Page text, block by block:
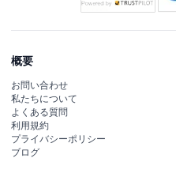
概要
お問い合わせ
私たちについて
よくある質問
利用規約
プライバシーポリシー
ブログ